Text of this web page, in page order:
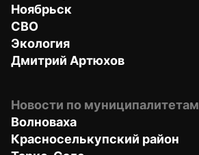
Ноябрьск
СВО
Экология
Дмитрий Артюхов
Новости по муниципалитетам
Волноваха
Красноселькупский район